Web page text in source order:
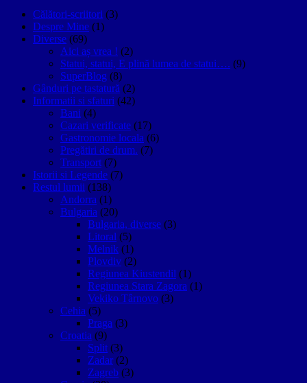
Călători-scriitori (3)
Despre Mine (1)
Diverse (69)
Aici aș vrea ! (2)
Statui, statui, E plină lumea de statui…. (9)
SuperBlog (8)
Gânduri pe tastatură (2)
Informatii si sfaturi (42)
Bani (4)
Cazari verificate (17)
Gastronomie locala (6)
Pregătiri de drum. (7)
Transport (7)
Istorii si Legende (7)
Restul lumii (138)
Andorra (1)
Bulgaria (20)
Bulgaria, diverse (3)
Litoral (5)
Melnik (1)
Plovdiv (2)
Regiunea Kiustendil (1)
Regiunea Stara Zagora (1)
Vekiko Târnovo (3)
Cehia (5)
Praga (3)
Croatia (9)
Split (3)
Zadar (2)
Zagreb (3)